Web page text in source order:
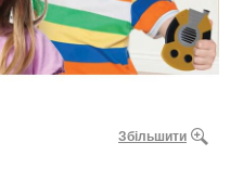
Збільшити